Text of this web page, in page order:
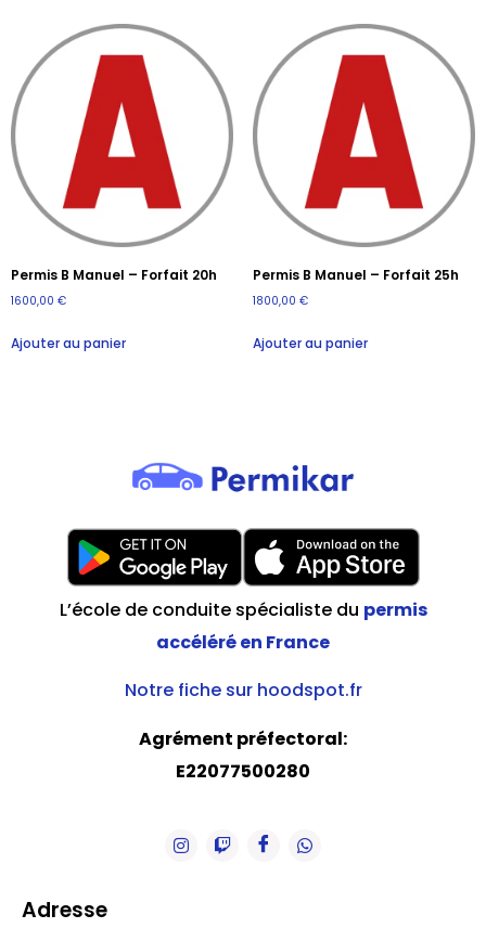
Permis B Manuel – Forfait 20h
1600,00 €
Ajouter au panier
Permis B Manuel – Forfait 25h
1800,00 €
Ajouter au panier
L’école de conduite spécialiste du permis
accéléré en France
Notre fiche sur hoodspot.fr
Agrément préfectoral:
E22077500280
Adresse